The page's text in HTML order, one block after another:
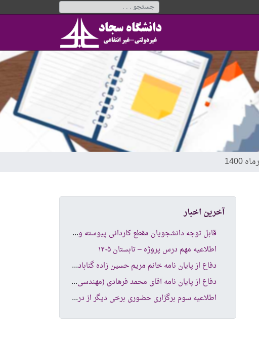
آخرین اخبار
قاب
ل توجه دانشجویان مقطع کاردانی پیوسته و کارشناسی ناپیوسته
اطلاعیه مهم درس پروژه – تابستان ۱۴۰۵
دفا
ع از پایان نامه خانم مریم حسین زاده گنابادی (مهندسی کامپیوتر نرم افزار )
دفا
ع از پایان نامه آقای محمد فرهادی (مهندسی کامپیوتر -شبکه های کامپیوتری )
اطل
اعیه سوم برگزاری حضوری برخی دیگر از دروس دانشکده کامپیوتر و فناوری اطلاعات